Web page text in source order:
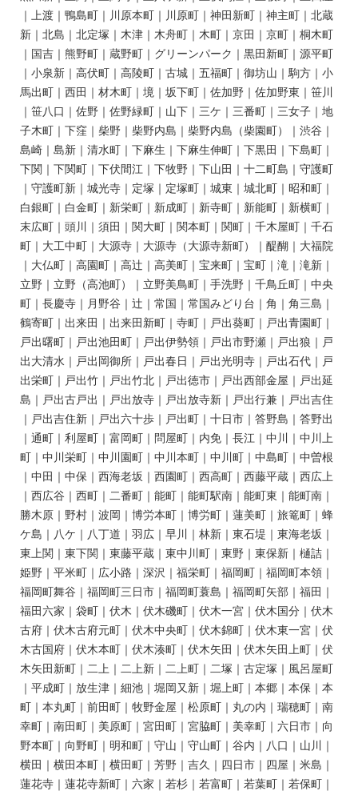
｜上渡｜鴨島町｜川原本町｜川原町｜神田新町｜神主町｜北蔵
新｜北島｜北定塚｜木津｜木舟町｜木町｜京田｜京町｜桐木町
｜国吉｜熊野町｜蔵野町｜グリーンパーク｜黒田新町｜源平町
｜小泉新｜高伏町｜高陵町｜古城｜五福町｜御坊山｜駒方｜小
馬出町｜西田｜材木町｜境｜坂下町｜佐加野｜佐加野東｜笹川
｜笹八口｜佐野｜佐野緑町｜山下｜三ケ｜三番町｜三女子｜地
子木町｜下窪｜柴野｜柴野内島｜柴野内島（柴園町）｜渋谷｜
島崎｜島新｜清水町｜下麻生｜下麻生伸町｜下黒田｜下島町｜
下関｜下関町｜下伏間江｜下牧野｜下山田｜十二町島｜守護町
｜守護町新｜城光寺｜定塚｜定塚町｜城東｜城北町｜昭和町｜
白銀町｜白金町｜新栄町｜新成町｜新寺町｜新能町｜新横町｜
末広町｜頭川｜須田｜関大町｜関本町｜関町｜千木屋町｜千石
町｜大工中町｜大源寺｜大源寺（大源寺新町）｜醍醐｜大福院
｜大仏町｜高園町｜高辻｜高美町｜宝来町｜宝町｜滝｜滝新｜
立野｜立野（高池町）｜立野美鳥町｜手洗野｜千鳥丘町｜中央
町｜長慶寺｜月野谷｜辻｜常国｜常国みどり台｜角｜角三島｜
鶴寄町｜出来田｜出来田新町｜寺町｜戸出葵町｜戸出青園町｜
戸出曙町｜戸出池田町｜戸出伊勢領｜戸出市野瀬｜戸出狼｜戸
出大清水｜戸出岡御所｜戸出春日｜戸出光明寺｜戸出石代｜戸
出栄町｜戸出竹｜戸出竹北｜戸出徳市｜戸出西部金屋｜戸出延
島｜戸出古戸出｜戸出放寺｜戸出放寺新｜戸出行兼｜戸出吉住
｜戸出吉住新｜戸出六十歩｜戸出町｜十日市｜答野島｜答野出
｜通町｜利屋町｜富岡町｜問屋町｜内免｜長江｜中川｜中川上
町｜中川栄町｜中川園町｜中川本町｜中川町｜中島町｜中曽根
｜中田｜中保｜西海老坂｜西園町｜西高町｜西藤平蔵｜西広上
｜西広谷｜西町｜二番町｜能町｜能町駅南｜能町東｜能町南｜
勝木原｜野村｜波岡｜博労本町｜博労町｜蓮美町｜旅篭町｜蜂
ケ島｜八ケ｜八丁道｜羽広｜早川｜林新｜東石堤｜東海老坂｜
東上関｜東下関｜東藤平蔵｜東中川町｜東野｜東保新｜樋詰｜
姫野｜平米町｜広小路｜深沢｜福栄町｜福岡町｜福岡町本領｜
福岡町舞谷｜福岡町三日市｜福岡町蓑島｜福岡町矢部｜福田｜
福田六家｜袋町｜伏木｜伏木磯町｜伏木一宮｜伏木国分｜伏木
古府｜伏木古府元町｜伏木中央町｜伏木錦町｜伏木東一宮｜伏
木古国府｜伏木本町｜伏木湊町｜伏木矢田｜伏木矢田上町｜伏
木矢田新町｜二上｜二上新｜二上町｜二塚｜古定塚｜風呂屋町
｜平成町｜放生津｜細池｜堀岡又新｜堀上町｜本郷｜本保｜本
町｜本丸町｜前田町｜牧野金屋｜松原町｜丸の内｜瑞穂町｜南
幸町｜南田町｜美原町｜宮田町｜宮脇町｜美幸町｜六日市｜向
野本町｜向野町｜明和町｜守山｜守山町｜谷内｜八口｜山川｜
横田｜横田本町｜横田町｜芳野｜吉久｜四日市｜四屋｜米島｜
蓮花寺｜蓮花寺新町｜六家｜若杉｜若富町｜若葉町｜若保町｜